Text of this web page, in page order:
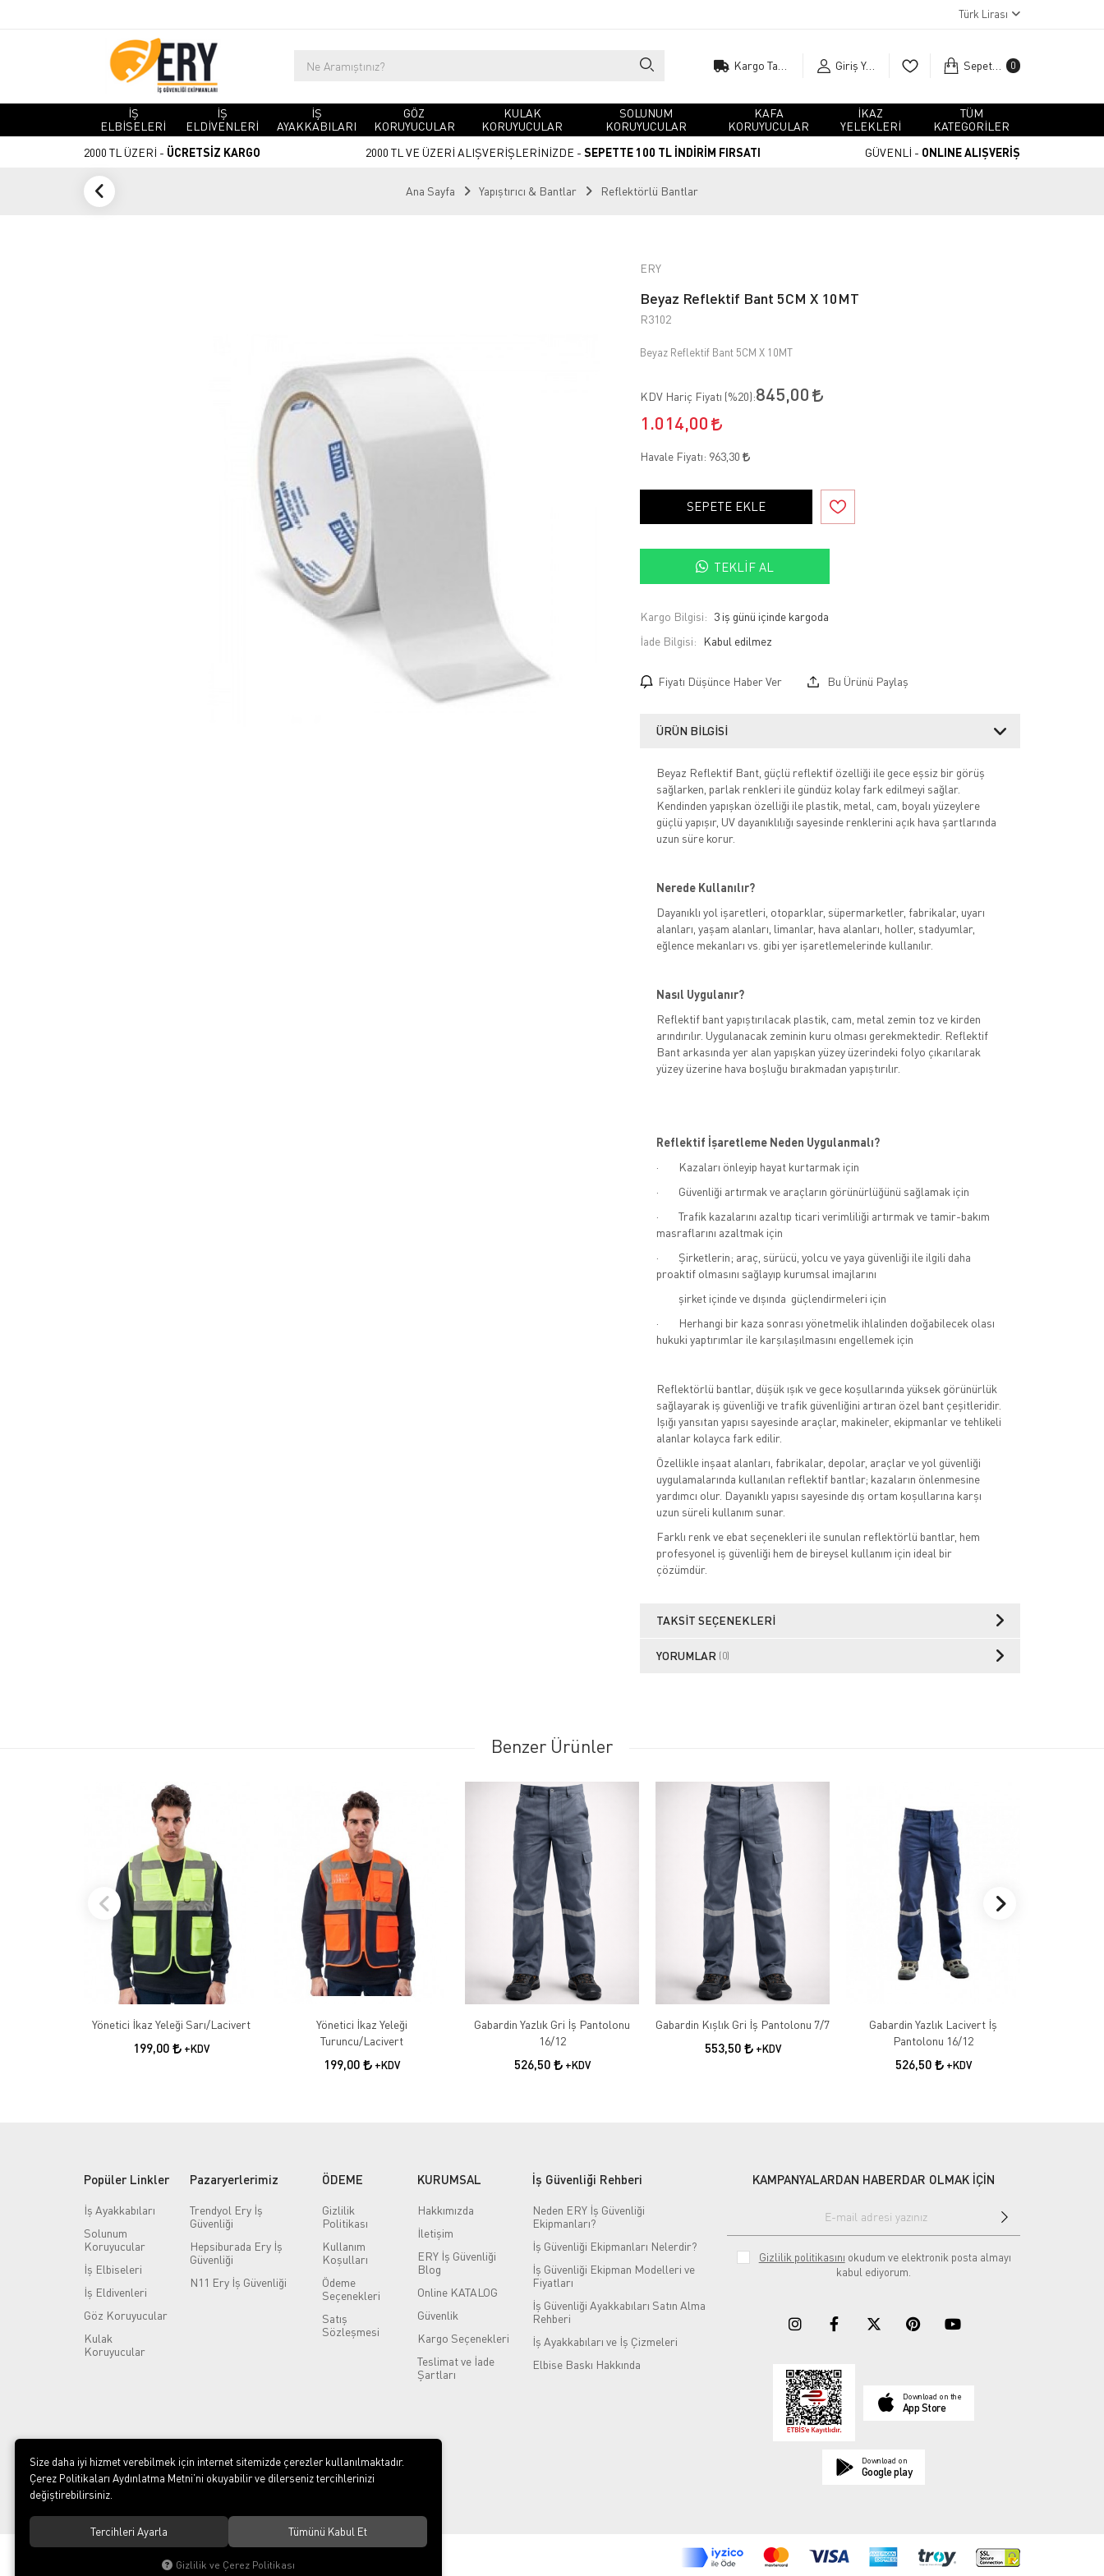
Türk Lirası
Giriş Yap Sepetim 0
İŞ
ELBİSELERİ
İŞ
ELDİVENLERİ
İŞ
AYAKKABILARI
GÖZ
KORUYUCULAR
KULAK
KORUYUCULAR
SOLUNUM
KORUYUCULAR
KAFA
KORUYUCULAR
İKAZ
YELEKLERİ
TÜM
KATEGORİLER
2000 TL ÜZERİ - ÜCRETSİZ KARGO 2000 TL VE ÜZERİ ALIŞVERİŞLERİNİZDE - SEPETTE 100 TL İNDİRİM FIRSATI GÜVENLİ - ONLINE ALIŞVERİŞ
Ana Sayfa Yapıştırıcı & Bantlar Reflektörlü Bantlar
ERY
Beyaz Reflektif Bant 5CM X 10MT
R3102
Beyaz Reflektif Bant 5CM X 10MT
KDV Hariç Fiyatı (%20):845,00
1.014,00
Havale Fiyatı: 963,30
SEPETE EKLE
TEKLIF AL
Kargo Bilgisi: 3 iş günü içinde kargoda
İade Bilgisi:
Fiyatı Düşünce Haber Ver Bu Ürünü Paylaş
ÜRÜN BILGISI
Beyaz Reflektif Bant, güçlü reflektif özelliği ile gece eşsiz bir görüş
sağlarken, parlak renkleri ile gündüz kolay fark edilmeyi sağlar.
Kendinden yapışkan özelliği ile plastik, metal, cam, boyalı yüzeylere
güçlü yapışır, UV dayanıklılığı sayesinde renklerini açık hava şartlarında
uzun süre korur.
Nerede Kullanılır?
Dayanıklı yol işaretleri, otoparklar, süpermarketler, fabrikalar, uyarı
alanları, yaşam alanları, limanlar, hava alanları, holler, stadyumlar,
eğlence mekanları vs. gibi yer işaretlemelerinde kullanılır.
Nasıl Uygulanır?
Reflektif bant yapıştırılacak plastik, cam, metal zemin toz ve kirden
arındırılır. Uygulanacak zeminin kuru olması gerekmektedir. Reflektif
Bant arkasında yer alan yapışkan yüzey üzerindeki folyo çıkarılarak
yüzey üzerine hava boşluğu bırakmadan yapıştırılır.
Reflektif İşaretleme Neden Uygulanmalı?
· Kazaları önleyip hayat kurtarmak için
· Güvenliği artırmak ve araçların görünürlüğünü sağlamak için
· Trafik kazalarını azaltıp ticari verimliliği artırmak ve tamir-bakım
masraflarını azaltmak için
· Şirketlerin; araç, sürücü, yolcu ve yaya güvenliği ile ilgili daha
proaktif olmasını sağlayıp kurumsal imajlarını
şirket içinde ve dışında güçlendirmeleri için
· Herhangi bir kaza sonrası yönetmelik ihlalinden doğabilecek olası
hukuki yaptırımlar ile karşılaşılmasını engellemek için
Reflektörlü bantlar, düşük ışık ve gece koşullarında yüksek görünürlük
sağlayarak iş güvenliği ve trafik güvenliğini artıran özel bant çeşitleridir.
Işığı yansıtan yapısı sayesinde araçlar, makineler, ekipmanlar ve tehlikeli
alanlar kolayca fark edilir.
Özellikle inşaat alanları, fabrikalar, depolar, araçlar ve yol güvenliği
uygulamalarında kullanılan reflektif bantlar; kazaların önlenmesine
yardımcı olur. Dayanıklı yapısı sayesinde dış ortam koşullarına karşı
uzun süreli kullanım sunar.
Farklı renk ve ebat seçenekleri ile sunulan reflektörlü bantlar, hem
profesyonel iş güvenliği hem de bireysel kullanım için ideal bir
çözümdür.
TAKSIT SEÇENEKLERI
YORUMLAR (0)
Benzer Ürünler
Yönetici İkaz Yeleği Sarı/Lacivert
199,00 +KDV
Yönetici İkaz Yeleği
Turuncu/Lacivert
199,00 +KDV
Gabardin Yazlık Gri İş Pantolonu
16/12
526,50 +KDV
Gabardin Kışlık Gri İş Pantolonu 7/7
553,50 +KDV
Gabardin Yazlık Lacivert İş
Pantolonu 16/12
526,50 +KDV
Popüler Linkler
İş Ayakkabıları
Solunum
Koruyucular
İş Elbiseleri
İş Eldivenleri
Göz Koruyucular
Kulak
Koruyucular
Pazaryerlerimiz
Trendyol Ery İş
Güvenliği
Hepsiburada Ery İş
Güvenliği
N11 Ery İş Güvenliği
ÖDEME
Gizlilik
Politikası
Kullanım
Koşulları
Ödeme
Seçenekleri
Satış
Sözleşmesi
KURUMSAL
Hakkımızda
İletişim
ERY İş Güvenliği
Blog
Online KATALOG
Güvenlik
Kargo Seçenekleri
Teslimat ve İade
Şartları
İş Güvenliği Rehberi
Neden ERY İş Güvenliği
Ekipmanları?
İş Güvenliği Ekipmanları Nelerdir?
İş Güvenliği Ekipman Modelleri ve
Fiyatları
İş Güvenliği Ayakkabıları Satın Alma
Rehberi
İş Ayakkabıları ve İş Çizmeleri
Elbise Baskı Hakkında
KAMPANYALARDAN HABERDAR OLMAK İÇİN
Gizlilik politikasını okudum ve elektronik posta almayı
kabul ediyorum.
Download on the
App Store
Download on
Google play
ERY İş Güvenliği Ekipmanları
Size daha iyi hizmet verebilmek için internet sitemizde çerezler kullanılmaktadır.
Çerez Politikaları Aydınlatma Metni’ni okuyabilir ve dilerseniz tercihlerinizi
değiştirebilirsiniz.
Tercihleri Ayarla Tümünü Kabul Et
Gizlilik ve Çerez Politikası